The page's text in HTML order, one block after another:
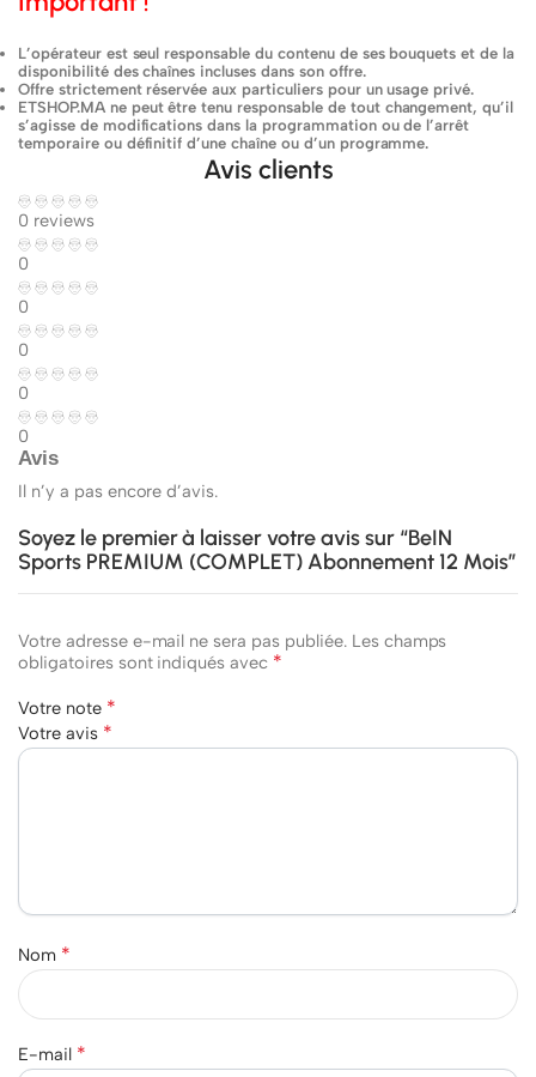
L’opérateur est seul responsable du contenu de ses bouquets et de la
disponibilité des chaînes incluses dans son offre.
Offre strictement réservée aux particuliers pour un usage privé.
ETSHOP.MA ne peut être tenu responsable de tout changement, qu’il
s’agisse de modifications dans la programmation ou de l’arrêt
temporaire ou définitif d’une chaîne ou d’un programme.
Avis clients
0 reviews
0
0
0
0
0
Avis
Il n’y a pas encore d’avis.
Soyez le premier à laisser votre avis sur “BeIN
Sports PREMIUM (COMPLET) Abonnement 12 Mois”
Votre adresse e-mail ne sera pas publiée. Les champs
obligatoires sont indiqués avec *
Votre note *
Votre avis *
Nom *
E-mail *